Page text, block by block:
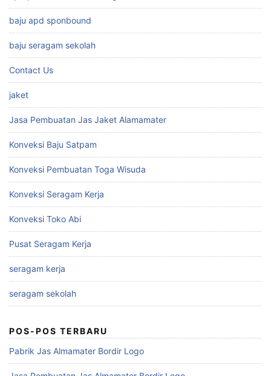
baju apd sponbound
baju seragam sekolah
Contact Us
jaket
Jasa Pembuatan Jas Jaket Alamamater
Konveksi Baju Satpam
Konveksi Pembuatan Toga Wisuda
Konveksi Seragam Kerja
Konveksi Toko Abi
Pusat Seragam Kerja
seragam kerja
seragam sekolah
POS-POS TERBARU
Pabrik Jas Almamater Bordir Logo